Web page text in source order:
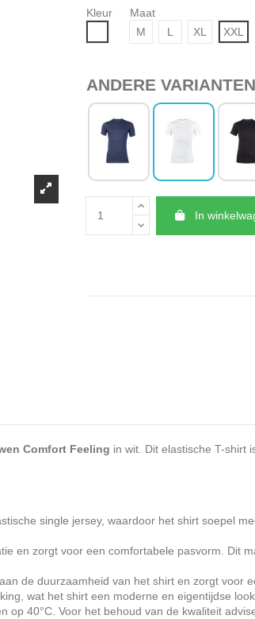
Kleur
Maat
M
L XL XXL
ANDERE VARIANTEN
In
Comfort Feeling in wit. Dit elastische T-shirt
single jersey, waardoor het shirt soepel
en zorgt voor een comfortabele pasvorm. Dit
de duurzaamheid van het shirt en zorgt voor
wat het shirt een moderne en eigentijdse
40°C. Voor het behoud van de kwaliteit